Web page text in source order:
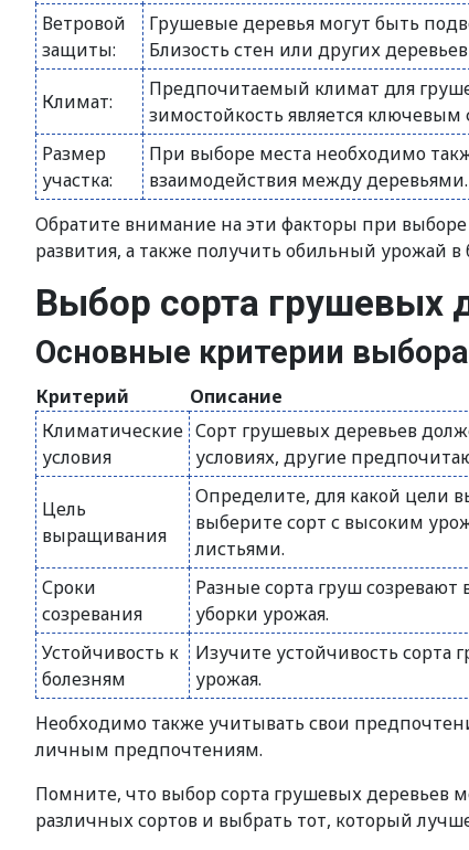
Ветровой
защиты:
Грушевые деревья могут быть
Близость стен или других
Климат:
Предпочитаемый климат для
зимостойкость является
Размер
участка:
При выборе места необходимо
взаимодействия между деревьями.
Обратите внимание на эти факторы при
развития, а также получить обильный урожай
Выбор сорта грушевых
Основные критерии
Критерий
Описание
Климатические
условия
Сорт грушевых деревьев
условиях, другие
Цель
выращивания
Определите, для какой цели
выберите сорт с высоким
листьями.
Сроки
созревания
Разные сорта груш
уборки урожая.
Устойчивость к
болезням
Изучите устойчивость
урожая.
Необходимо также учитывать свои
личным предпочтениям.
Помните, что выбор сорта грушевых деревьев
различных сортов и выбрать тот, который